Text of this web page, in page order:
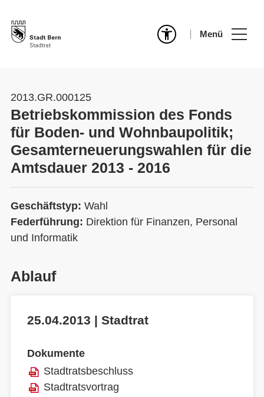
Menü
2013.GR.000125
Betriebskommission des Fonds
für Boden- und Wohnbaupolitik;
Gesamterneuerungswahlen für die
Amtsdauer 2013 - 2016
Geschäftstyp: Wahl
Federführung: Direktion für Finanzen, Personal
und Informatik
Ablauf
25.04.2013 | Stadtrat
Dokumente
Stadtratsbeschluss
Stadtratsvortrag